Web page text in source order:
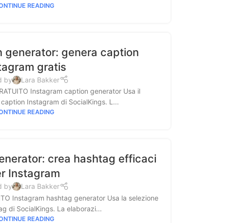
READING
generator: genera caption
gratis
by
Lara Bakker
Instagram caption generator Usa il
Instagram di SocialKings. L...
READING
crea hashtag efficaci
Instagram
by
Lara Bakker
Instagram hashtag generator Usa la selezione
di SocialKings. La elaborazi...
READING